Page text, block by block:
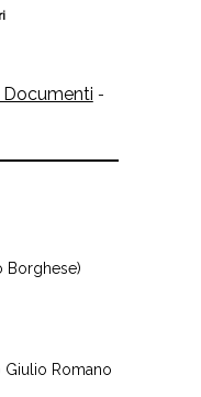
Documenti -
Borghese)
Giulio Romano